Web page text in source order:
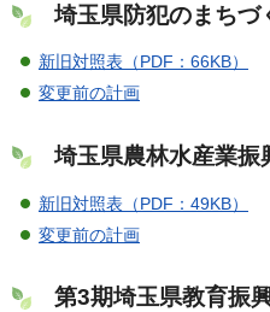
埼玉県防犯のまちづ
新旧対照表（PDF：66KB）
変更前の計画
埼玉県農林水産業振
新旧対照表（PDF：49KB）
変更前の計画
第3期埼玉県教育振